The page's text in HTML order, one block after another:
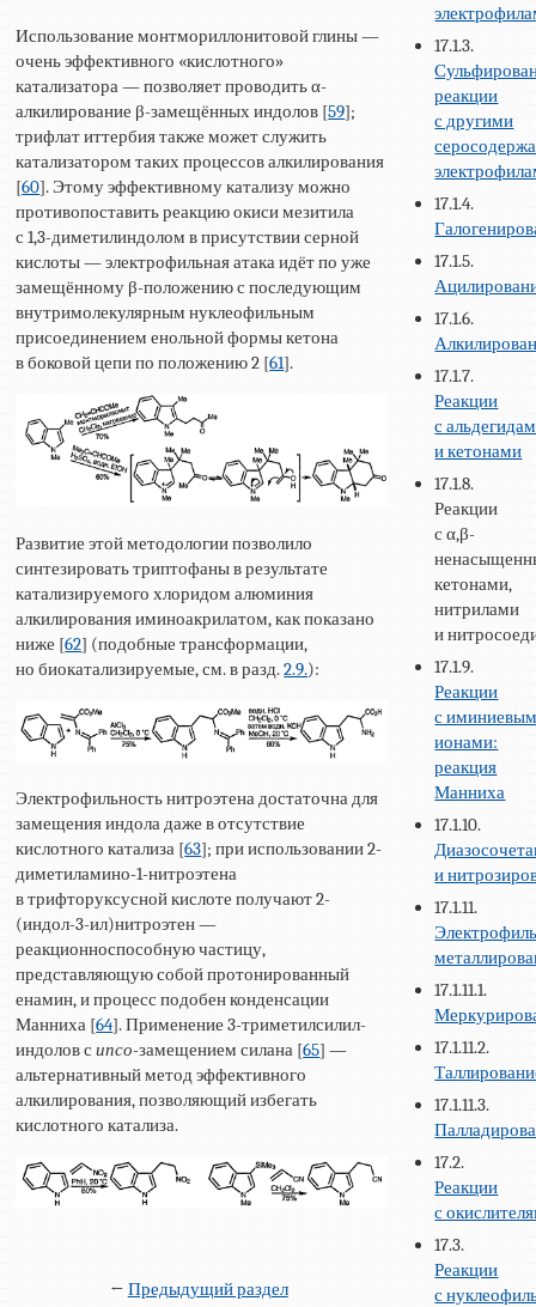
Использование монтмориллонитовой глины —
очень эффективного «кислотного»
катализатора — позволяет проводить α-
алкилирование β-замещённых индолов [59];
трифлат иттербия также может служить
катализатором таких процессов алкилирования
[60]. Этому эффективному катализу можно
противопоставить реакцию окиси мезитила
с 1,3-диметилиндолом в присутствии серной
кислоты — электрофильная атака идёт по уже
замещённому β-положению с последующим
внутримолекулярным нуклеофильным
присоединением енольной формы кетона
в боковой цепи по положению 2 [61].
Развитие этой методологии позволило
синтезировать триптофаны в результате
катализируемого хлоридом алюминия
алкилирования иминоакрилатом, как показано
ниже [62] (подобные трансформации,
но биокатализируемые, см. в разд.2.9.):
Электрофильность нитроэтена достаточна для
замещения индола даже в отсутствие
кислотного катализа [63]; при использовании 2-
диметиламино-1-нитроэтена
в трифторуксусной кислоте получают 2-
(индол-3-ил)нитроэтен —
реакционноспособную частицу,
представляющую собой протонированный
енамин, и процесс подобен конденсации
Манниха [64]. Применение 3-триметилсилил-
индолов сипсо-замещением силана [65] —
альтернативный метод эффективного
алкилирования, позволяющий избегать
кислотного катализа.
← Предыдущий раздел
17.1.3.
реакции
с другими
17.1.4.
17.1.5.
17.1.6.
17.1.7.
Реакции
с
и кетонами
17.1.8.
Реакции
с α,β-
кетонами,
нитрилами
и
17.1.9.
Реакции
с
ионами:
реакция
Манниха
17.1.10.
и
17.1.11.
17.1.11.1.
17.1.11.2.
17.1.11.3.
17.2.
Реакции
с
17.3.
Реакции
с